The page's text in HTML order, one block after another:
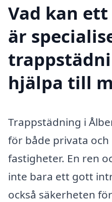
Vad kan
är
hjälpa till
Trappstädning i
för både privata och
fastigheter. En ren
inte bara ett gott
också säkerheten